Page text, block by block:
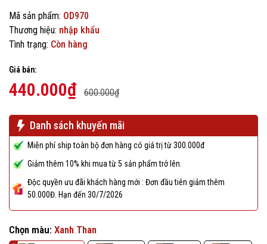
Mã sản phẩm: OD970
Thương hiệu: nhập khẩu
Tình trạng: Còn hàng
Giá bán:
440.000₫ 600.000₫
Danh sách khuyến mãi
Miễn phí ship toàn bộ đơn hàng có giá trị từ 300.000đ
Giảm thêm 10% khi mua từ 5 sản phẩm trở lên.
Độc quyền ưu đãi khách hàng mới : Đơn đầu tiên giảm thêm
50.000Đ. Hạn đến 30/7/2026
Chọn màu: Xanh Than